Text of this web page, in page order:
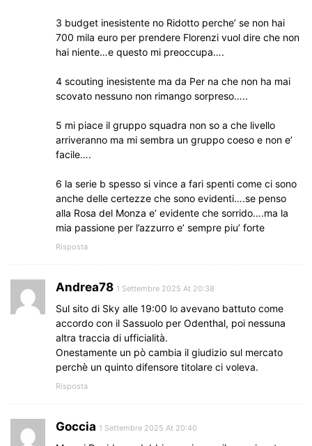
3 budget inesistente no Ridotto perche’ se non hai
700 mila euro per prendere Florenzi vuol dire che non
hai niente…e questo mi preoccupa….
4 scouting inesistente ma da Per na che non ha mai
scovato nessuno non rimango sorpreso…..
5 mi piace il gruppo squadra non so a che livello
arriveranno ma mi sembra un gruppo coeso e non e’
facile….
6 la serie b spesso si vince a fari spenti come ci sono
anche delle certezze che sono evidenti….se penso
alla Rosa del Monza e’ evidente che sorrido….ma la
mia passione per l’azzurro e’ sempre piu’ forte
Risposta
Andrea78 1 Settembre 2025 At 20:38
Sul sito di Sky alle 19:00 lo avevano battuto come
accordo con il Sassuolo per Odenthal, poi nessuna
altra traccia di ufficialità.
Onestamente un pò cambia il giudizio sul mercato
perchè un quinto difensore titolare ci voleva.
Risposta
Goccia 1 Settembre 2025 At 20:40